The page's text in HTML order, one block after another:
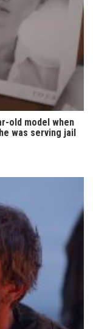
old model when
was serving jail